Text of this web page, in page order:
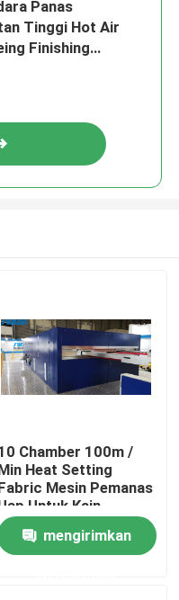
Panas
Tinggi Hot Air
Finishing
Chamber 100m /
Heat Setting
Mesin Pemanas
Untuk Kain
mengirimkan